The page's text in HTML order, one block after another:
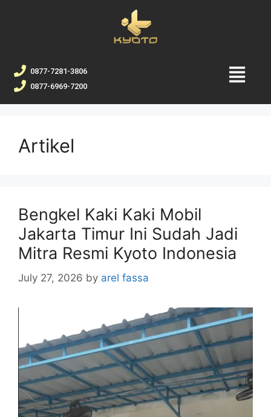
0877-7281-3806
0877-6969-7200
Artikel
Bengkel Kaki Kaki Mobil
Jakarta Timur Ini Sudah Jadi
Mitra Resmi Kyoto Indonesia
July 27, 2026 by arel fassa